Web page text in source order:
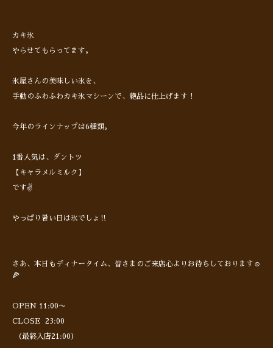
カキ氷
やらせてもらってます。
氷屋さんの美味しい氷を、
手動のふわふわカキ氷マシーンで、絶品に仕上げます！
今年のラインナップは6種類。
1番人気は、ダントツ
【キャラメルミルク】
です✌️
やっぱり暑い日は氷でしょ‼︎
さあ、本日もディナータイム、皆さまのご来店心よりお待ちしております☺️
🍕
OPEN 11:00〜
CLOSE 23:00
（最終入店21:00）